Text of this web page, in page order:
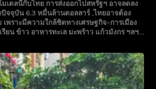
จจุบัน 6.3 หมื่นล้านดอลลาร์ ,ไทยอาจต้อง
พราะมีความใกล้ชิดทางเศรษฐกิจ-การเมือง
ง ทุเรียน ข้าว อาหารทะเล มะพร้าว แก้วมังกร ฯลฯ...